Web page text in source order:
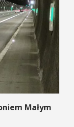
Małym